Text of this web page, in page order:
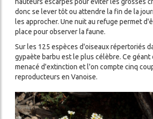
hauteurs escarpés pour éviter les grosses
donc se lever tôt ou attendre la fin de la
les approcher. Une nuit au refuge permet
place pour observer la faune.
Sur les 125 espèces d'oiseaux répertoriés
gypaète barbu est le plus célèbre. Ce géant
menacé d'extinction et l'on compte cinq
reproducteurs en Vanoise.
Image